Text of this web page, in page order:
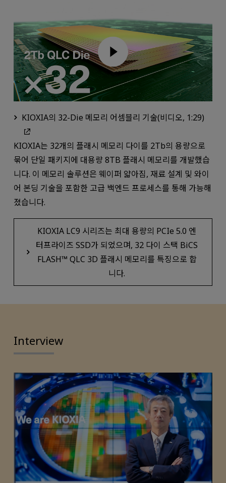
KIOXIA는 32개의 플래시 메모리 다이를 2Tb의 용량으로
묶어 단일 패키지에 대용량 8TB 플래시 메모리를 개발했습
니다. 이 메모리 솔루션은 웨이퍼 얇아짐, 재료 설계 및 와이
어 본딩 기술을 포함한 고급 백엔드 프로세스를 통해 가능해
졌습니다.
KIOXIA LC9 시리즈는 최대 용량의 PCIe 5.0 엔
터프라이즈 SSD가 되었으며, 32 다이 스택 BiCS
FLASH™ QLC 3D 플래시 메모리를 특징으로 합
니다.
KIOXIA의 32-Die 메모리 어셈블리 기술(비디오, 1:29)
Interview